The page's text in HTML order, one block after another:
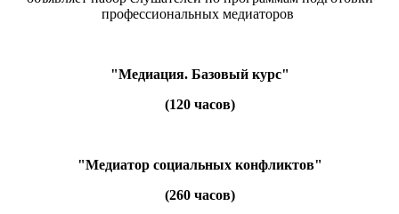
профессиональных медиаторов
"Медиация. Базовый курс"
(120 часов)
"Медиатор социальных конфликтов"
(260 часов)